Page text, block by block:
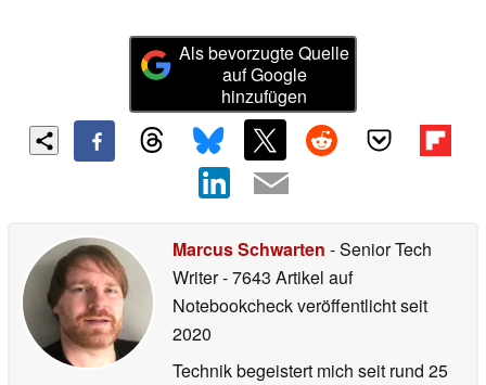
Als bevorzugte Quelle
auf Google
hinzufügen
Marcus Schwarten - Senior Tech
Writer- 7643 Artikel auf
Notebookcheck veröffentlichtseit
2020
Technik begeistert mich seit rund 25